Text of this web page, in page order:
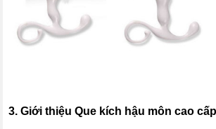
3. Giới thiệuQue kích hậu môn cao cấp